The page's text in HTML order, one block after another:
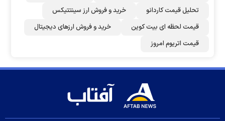
تحلیل قیمت کاردانو
خرید و فروش ارز سینتتیکس
قیمت لحظه ای بیت کوین
خرید و فروش ارزهای دیجیتال
قیمت اتریوم امروز